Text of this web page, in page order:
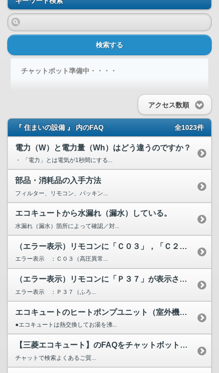
検索する
チャットボット準備中・・・・
アクセス数順
『 住まいの設備 』 内のFAQ 全1023件
電力（W）と電力量（Wh）はどう違うのですか？
・ 「電力」とは電気が1秒間にする...
部品・消耗品の入手方法
フィルター、リモコン、パッキン...
エコキュートから水漏れ（漏水）している。
水漏れ（漏水）箇所によって確認／対...
（エラー表示）リモコンに「Ｃ０３」，「Ｃ２０」，「Ｃ２１」...
エラー表示 ：Ｃ０３（高圧異常...
（エラー表示）リモコンに「Ｐ３７」が表示されています。
エラー表示 ：Ｐ３７（ふろ...
エコキュートのヒートポンプユニット（室外機）から水が漏れる...
●エコキュートは熱交換してお湯を沸...
【三菱エコキュート】のFAQをチャットボットが検索します
チャットで検索よくあるご質...